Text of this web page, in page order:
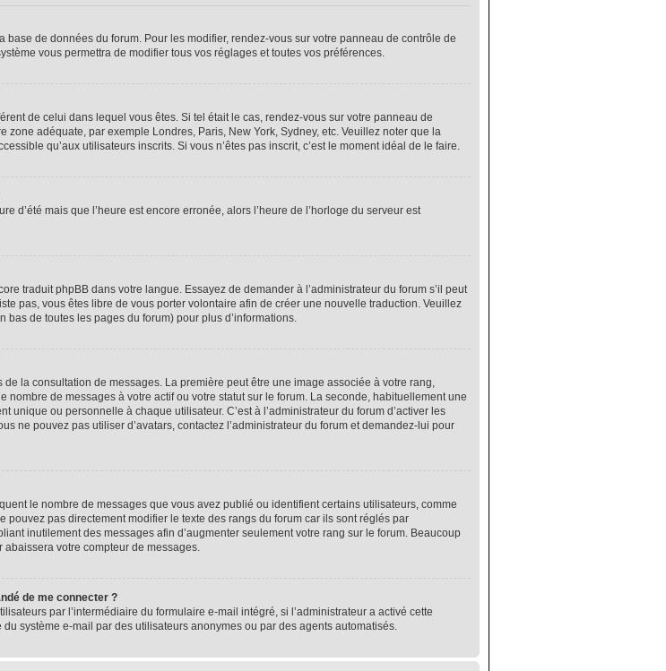
de données du forum. Pour les modifier, rendez-vous sur votre panneau de contrôle de
vous permettra de modifier tous vos réglages et toutes vos préférences.
de celui dans lequel vous êtes. Si tel était le cas, rendez-vous sur votre panneau de
adéquate, par exemple Londres, Paris, New York, Sydney, etc. Veuillez noter que la
qu’aux utilisateurs inscrits. Si vous n’êtes pas inscrit, c’est le moment idéal de le faire.
d’été mais que l’heure est encore erronée, alors l’heure de l’horloge du serveur est
traduit phpBB dans votre langue. Essayez de demander à l’administrateur du forum s’il peut
pas, vous êtes libre de vous porter volontaire afin de créer une nouvelle traduction. Veuillez
de toutes les pages du forum) pour plus d’informations.
de la consultation de messages. La première peut être une image associée à votre rang,
de messages à votre actif ou votre statut sur le forum. La seconde, habituellement une
unique ou personnelle à chaque utilisateur. C’est à l’administrateur du forum d’activer les
ne pouvez pas utiliser d’avatars, contactez l’administrateur du forum et demandez-lui pour
le nombre de messages que vous avez publié ou identifient certains utilisateurs, comme
pouvez pas directement modifier le texte des rangs du forum car ils sont réglés par
inutilement des messages afin d’augmenter seulement votre rang sur le forum. Beaucoup
votre compteur de messages.
de me connecter ?
par l’intermédiaire du formulaire e-mail intégré, si l’administrateur a activé cette
système e-mail par des utilisateurs anonymes ou par des agents automatisés.